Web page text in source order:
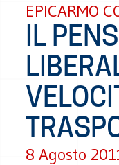
EPICARMO
IL
8 Agosto